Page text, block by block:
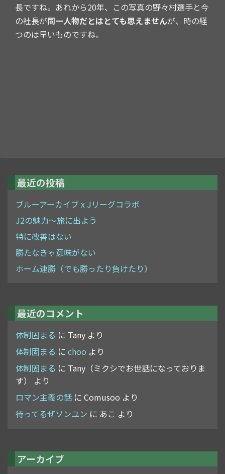
長ですね。あれから20年、この写真の野々村選手と今
の社長が同一人物だとはとても思えませんが、時の経
つのは早いものですね。
最近の投稿
ブルーアーカイブ x Jリーグコラボ
J2の魅力～旅に出よう
特に改善はない
勝たなきゃ意味がない
ホーム連勝（でも勝ったり負けたり）
最近のコメント
体制固まる に Tany より
体制固まる に choo より
体制固まる に Tany（ミクシでお世話になっておりま
す）
より
ロマン主義の話 に Comusoo より
待ってるぜソンユン に あこ より
アーカイブ